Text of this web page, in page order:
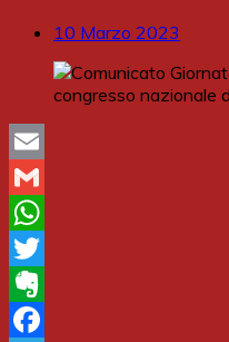
10 Marzo 2023
Email
Gmail
WhatsApp
Twitter
Evernote